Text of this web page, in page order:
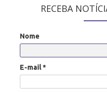
RECEBA
Nome
E-mail*